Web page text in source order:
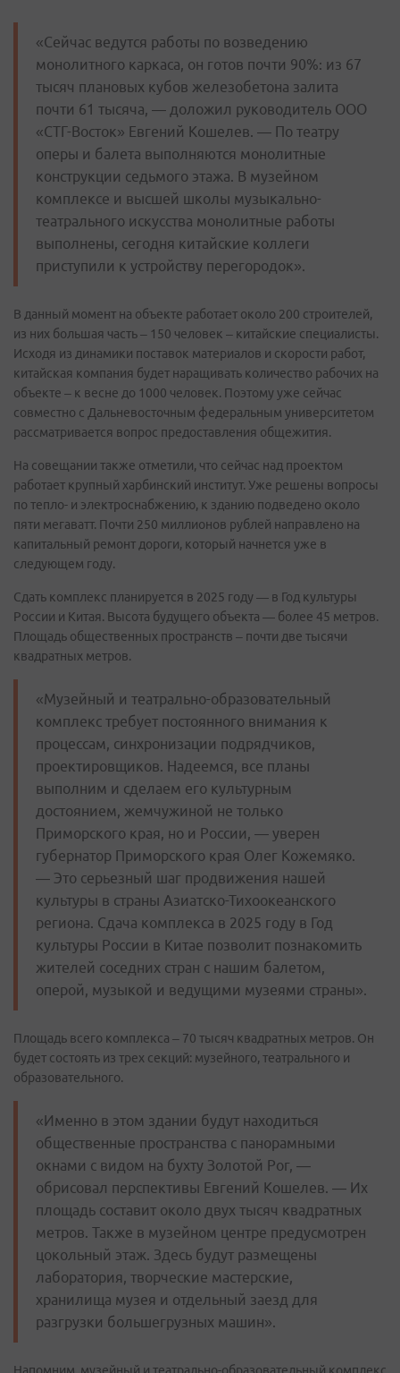
«Сейчас ведутся работы по возведению
монолитного каркаса, он готов почти 90%: из 67
тысяч плановых кубов железобетона залита
почти 61 тысяча, — доложил руководитель ООО
«СТГ-Восток» Евгений Кошелев. — По театру
оперы и балета выполняются монолитные
конструкции седьмого этажа. В музейном
комплексе и высшей школы музыкально-
театрального искусства монолитные работы
выполнены, сегодня китайские коллеги
приступили к устройству перегородок».
В данный момент на объекте работает около 200 строителей,
из них большая часть – 150 человек – китайские специалисты.
Исходя из динамики поставок материалов и скорости работ,
китайская компания будет наращивать количество рабочих на
объекте – к весне до 1000 человек. Поэтому уже сейчас
совместно с Дальневосточным федеральным университетом
рассматривается вопрос предоставления общежития.
На совещании также отметили, что сейчас над проектом
работает крупный харбинский институт. Уже решены вопросы
по тепло- и электроснабжению, к зданию подведено около
пяти мегаватт. Почти 250 миллионов рублей направлено на
капитальный ремонт дороги, который начнется уже в
следующем году.
Сдать комплекс планируется в 2025 году — в Год культуры
России и Китая. Высота будущего объекта — более 45 метров.
Площадь общественных пространств – почти две тысячи
квадратных метров.
«Музейный и театрально-образовательный
комплекс требует постоянного внимания к
процессам, синхронизации подрядчиков,
проектировщиков. Надеемся, все планы
выполним и сделаем его культурным
достоянием, жемчужиной не только
Приморского края, но и России, — уверен
губернатор Приморского края Олег Кожемяко.
— Это серьезный шаг продвижения нашей
культуры в страны Азиатско-Тихоокеанского
региона. Сдача комплекса в 2025 году в Год
культуры России в Китае позволит познакомить
жителей соседних стран с нашим балетом,
оперой, музыкой и ведущими музеями страны».
Площадь всего комплекса – 70 тысяч квадратных метров. Он
будет состоять из трех секций: музейного, театрального и
образовательного.
«Именно в этом здании будут находиться
общественные пространства с панорамными
окнами с видом на бухту Золотой Рог, —
обрисовал перспективы Евгений Кошелев. — Их
площадь составит около двух тысяч квадратных
метров. Также в музейном центре предусмотрен
цокольный этаж. Здесь будут размещены
лаборатория, творческие мастерские,
хранилища музея и отдельный заезд для
разгрузки большегрузных машин».
Напомним, музейный и театрально-образовательный комплекс